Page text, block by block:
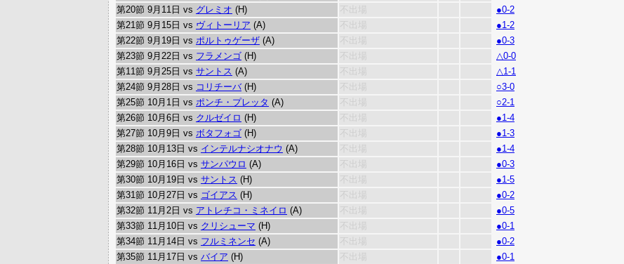
第20節 9月11日 vs グレミオ (H) 不出場
●0-2
第21節 9月15日 vs ヴィトーリア (A) 不出場
●1-2
第22節 9月19日 vs ポルトゥゲーザ (A) 不出場
●0-3
第23節 9月22日 vs フラメンゴ (H) 不出場
△0-0
第11節 9月25日 vs サントス (A) 不出場
△1-1
第24節 9月28日 vs コリチーバ(H) 不出場
○3-0
第25節 10月1日 vs ポンチ・プレッタ (A) 不出場
○2-1
第26節 10月6日 vs クルゼイロ (H) 不出場
●1-4
第27節 10月9日 vs ボタフォゴ (H) 不出場
●1-3
第28節 10月13日 vs インテルナシオナウ (A) 不出場
●1-4
第29節 10月16日 vs サンパウロ (A) 不出場
●0-3
第30節 10月19日 vs サントス (H) 不出場
●1-5
第31節 10月27日 vs ゴイアス (H) 不出場
●0-2
第32節 11月2日 vs アトレチコ・ミネイロ (A) 不出場
●0-5
第33節 11月10日 vs クリシューマ (H) 不出場
●0-1
第34節 11月14日 vs フルミネンセ (A) 不出場
●0-2
第35節 11月17日 vs バイア (H) 不出場
●0-1